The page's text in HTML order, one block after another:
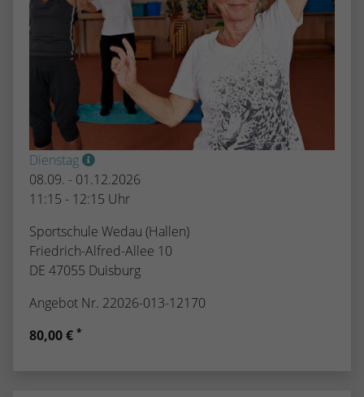
Dienstag
08.09. - 01.12.2026
11:15 - 12:15 Uhr
Sportschule Wedau (Hallen)
Friedrich-Alfred-Allee 10
DE 47055 Duisburg
Angebot Nr. 22026-013-12170
80,00 € *